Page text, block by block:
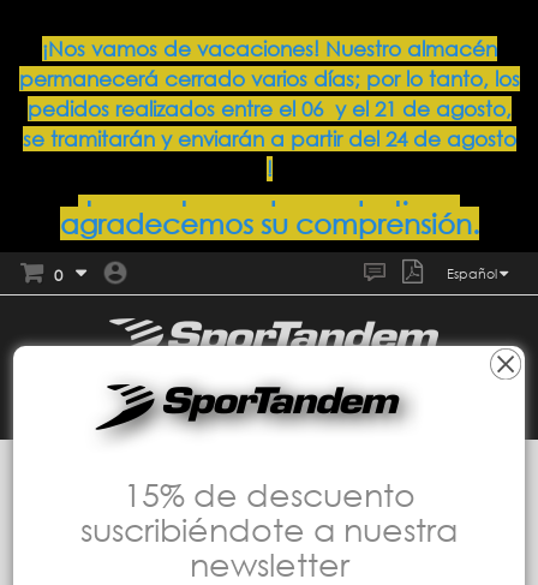
¡Nos vamos de vacaciones! Nuestro almacén
permanecerá cerrado varios días; por lo tanto, los
pedidos realizados entre el 06 y el 21 de agosto,
se tramitarán y enviarán a partir del 24 de agosto
!
Lamentamos las molestias y
agradecemos su comprensión.
0 Español
15% de descuento
suscribiéndote a nuestra
newsletter
Mascarilla viraloff + antiolor
MASCARILLA GRANATE ViralOff Talla